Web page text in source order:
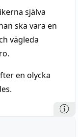
själva
ska vara en
vägleda
en olycka